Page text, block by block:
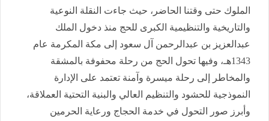
الملوك حتى وقتنا الحاضر، حيث جاءت النقلة النوعية
والتاريخية والتنظيمية الكبرى للحج منذ دخول الملك
عبدالعزيز بن عبدالرحمن آل سعود إلى مكة المكرمة عام
1343هـ، وفيها تحول الحج من رحلة محفوفة بالمشقة
والمخاطر إلى رحلة ميسرة وآمنة تعتمد على الإدارة
النموذجية للحشود والتنظيم العالي والبنية التحتية العملاقة،
وأبرز صور التحول في خدمة الحجاج ورعاية الحرمين